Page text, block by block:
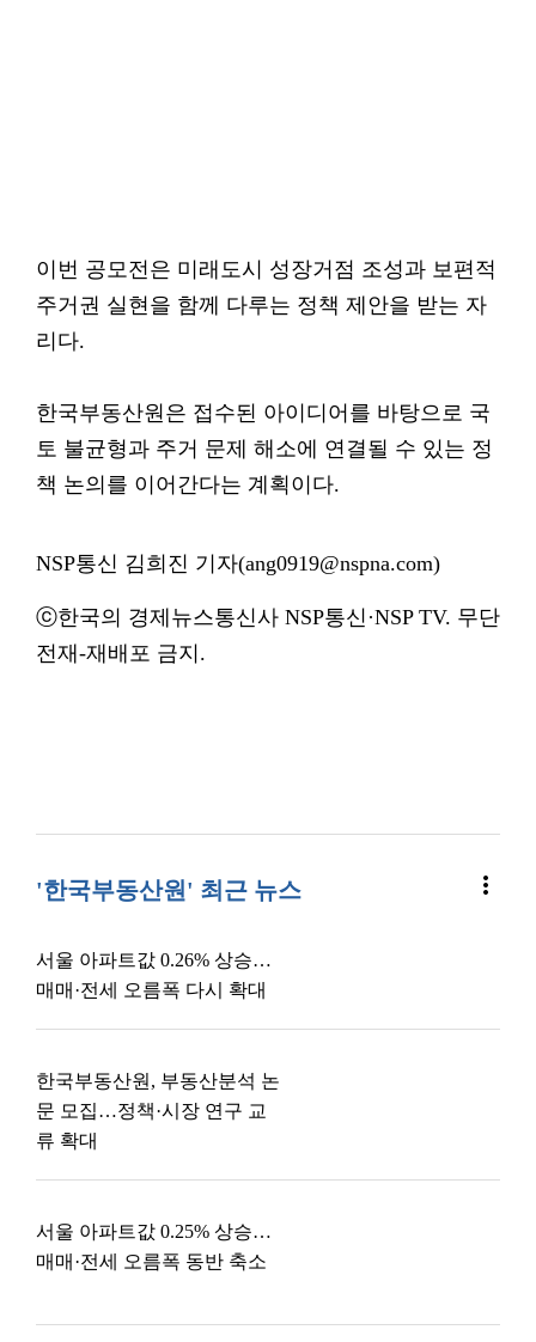
이번 공모전은 미래도시 성장거점 조성과 보편적
주거권 실현을 함께 다루는 정책 제안을 받는 자
리다.
한국부동산원은 접수된 아이디어를 바탕으로 국
토 불균형과 주거 문제 해소에 연결될 수 있는 정
책 논의를 이어간다는 계획이다.
NSP통신 김희진 기자(ang0919@nspna.com)
ⓒ한국의 경제뉴스통신사 NSP통신·NSP TV. 무단
전재-재배포 금지.
'한국부동산원' 최근 뉴스 more_vert
서울 아파트값 0.26% 상승…
매매·전세 오름폭 다시 확대
한국부동산원, 부동산분석 논
문 모집…정책·시장 연구 교
류 확대
서울 아파트값 0.25% 상승…
매매·전세 오름폭 동반 축소